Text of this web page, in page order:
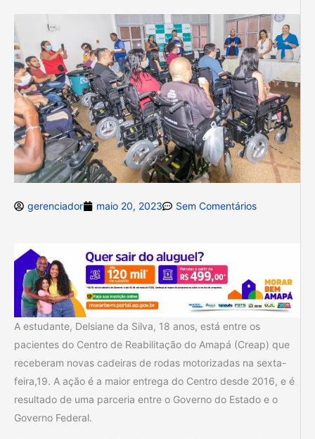
gerenciador maio 20, 2023 Sem Comentários
A estudante, Delsiane da Silva, 18 anos, está entre os
pacientes do Centro de Reabilitação do Amapá (Creap) que
receberam novas cadeiras de rodas motorizadas na sexta-
feira,19. A ação é a maior entrega do Centro desde 2016, e é
resultado de uma parceria entre o Governo do Estado e o
Governo Federal.